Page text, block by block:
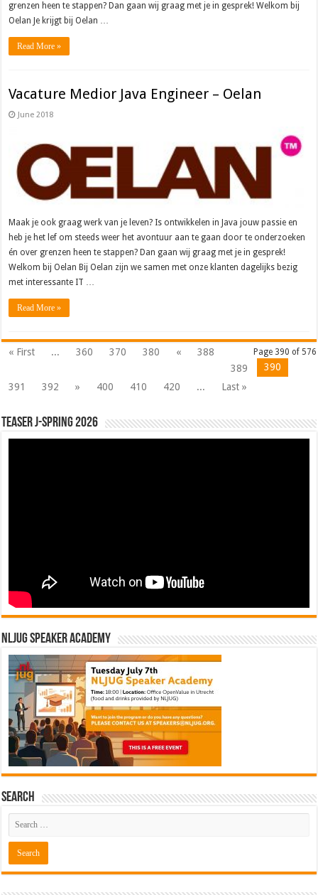
grenzen heen te stappen? Dan gaan wij graag met je in gesprek! Welkom bij
Oelan Je krijgt bij Oelan …
Read More »
Vacature Medior Java Engineer – Oelan
June 2018
Maak je ook graag werk van je leven? Is ontwikkelen in Java jouw passie en
heb je het lef om steeds weer het avontuur aan te gaan door te onderzoeken
én over grenzen heen te stappen? Dan gaan wij graag met je in gesprek!
Welkom bij Oelan Bij Oelan zijn we samen met onze klanten dagelijks bezig
met interessante IT …
Read More »
Page 390 of 576
« First ... 360 370 380 «
388
389
390
391
392 » 400 410 420 ... Last »
Teaser J-Spring 2026
NLJUG Speaker Academy
Search